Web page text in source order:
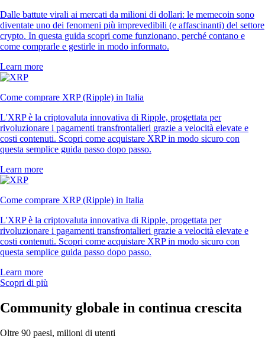
Dalle battute virali ai mercati da milioni di dollari: le memecoin sono
diventate uno dei fenomeni più imprevedibili (e affascinanti) del settore
crypto. In questa guida scopri come funzionano, perché contano e
come comprarle e gestirle in modo informato.
Learn more
Come comprare XRP (Ripple) in Italia
L'XRP è la criptovaluta innovativa di Ripple, progettata per
rivoluzionare i pagamenti transfrontalieri grazie a velocità elevate e
costi contenuti. Scopri come acquistare XRP in modo sicuro con
questa semplice guida passo dopo passo.
Learn more
Come comprare XRP (Ripple) in Italia
L'XRP è la criptovaluta innovativa di Ripple, progettata per
rivoluzionare i pagamenti transfrontalieri grazie a velocità elevate e
costi contenuti. Scopri come acquistare XRP in modo sicuro con
questa semplice guida passo dopo passo.
Learn more
Scopri di più
Community globale in continua crescita
Oltre 90 paesi, milioni di utenti